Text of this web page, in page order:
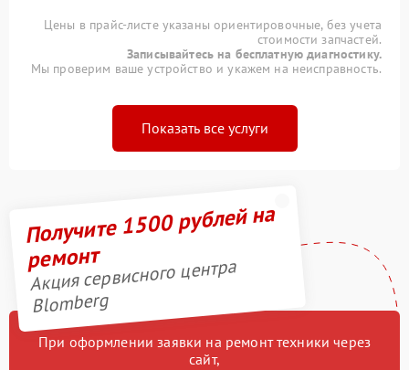
Цены в прайс-листе указаны ориентировочные, без учета
стоимости запчастей.
Записывайтесь на бесплатную диагностику.
Мы проверим ваше устройство и укажем на неисправность.
Показать все услуги
Получите 1500 рублей на
ремонт
Акция сервисного центра
Blomberg
При оформлении заявки на ремонт техники через
сайт,